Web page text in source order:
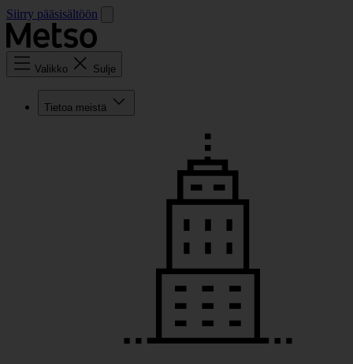
Siirry pääsisältöön
Valikko Sulje
Tietoa meistä